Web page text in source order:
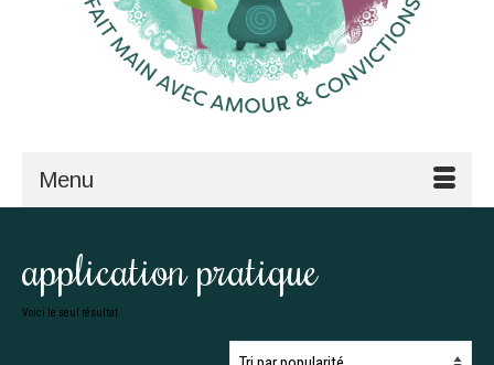
Menu
application pratique
Voici le seul résultat